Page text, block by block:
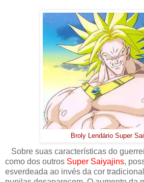
Broly Lendário Super
Sobre suas características do
como dos outros Super Saiyajins,
esverdeada ao invés da cor